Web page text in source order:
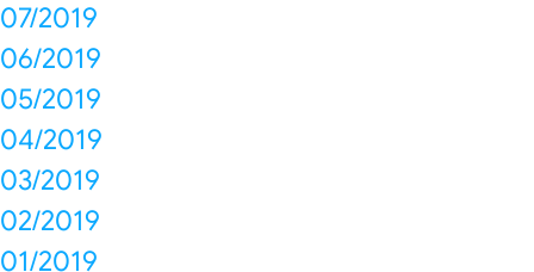
07/2019
06/2019
05/2019
04/2019
03/2019
02/2019
01/2019